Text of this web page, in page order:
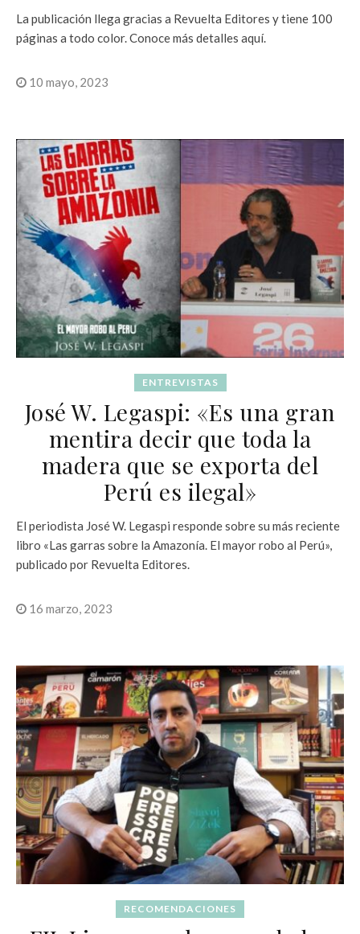
La publicación llega gracias a Revuelta Editores y tiene 100
páginas a todo color. Conoce más detalles aquí.
10 mayo, 2023
ENTREVISTAS
José W. Legaspi: «Es una gran
mentira decir que toda la
madera que se exporta del
Perú es ilegal»
El periodista José W. Legaspi responde sobre su más reciente
libro «Las garras sobre la Amazonía. El mayor robo al Perú»,
publicado por Revuelta Editores.
16 marzo, 2023
RECOMENDACIONES